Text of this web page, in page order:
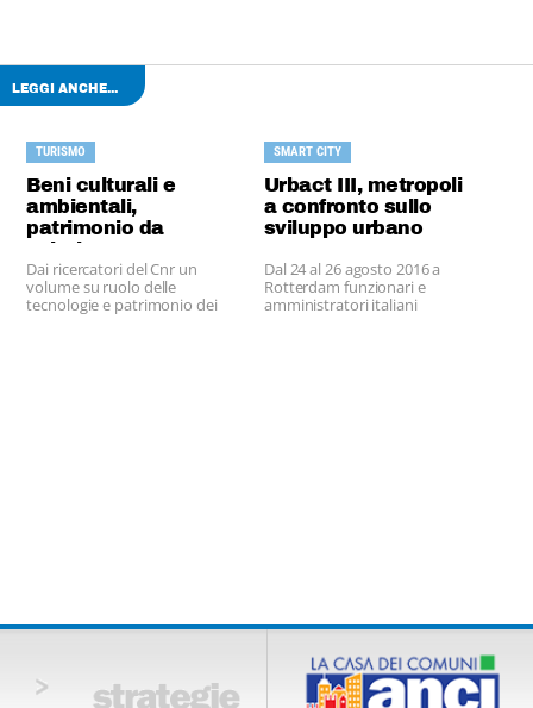
LEGGI ANCHE...
TURISMO
Beni culturali e
ambientali,
patrimonio da
valorizzare
Dai ricercatori del Cnr un
volume su ruolo delle
tecnologie e patrimonio dei
SMART CITY
Urbact III, metropoli
a confronto sullo
sviluppo urbano
Dal 24 al 26 agosto 2016 a
Rotterdam funzionari e
amministratori italiani